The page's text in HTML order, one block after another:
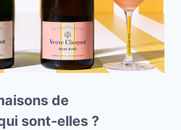
de
sont-elles ?